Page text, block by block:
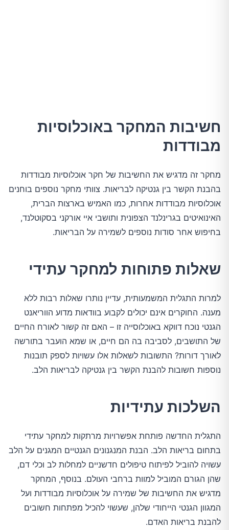
חשיבות המחקר באוכלוסיות
מבודדות
מחקר זה מדגיש את החשיבות של חקר אוכלוסיות מבודדות
בהבנת הקשר בין גנטיקה לבריאות. צוותי מחקר נוספים בוחנים
אוכלוסיות מבודדות אחרות, כמו האמיש בארצות הברית,
האינואיטים בגרינלנד הצפונית ותושבי איי אורקני בסקוטלנד,
בחיפוש אחר סודות נוספים לשמירה על הבריאות.
שאלות פתוחות למחקר עתידי
למרות התגלית המשמעותית, עדיין נותרו שאלות רבות ללא
מענה. החוקרים אינם יכולים לקבוע בוודאות מדוע הווריאנט
הגנטי נוכח דווקא באוכלוסייה זו – האם זה קשור לאורח החיים
של התושבים, לסביבה בה הם חיים, או שמא הועבר בתורשה
לאורך דורות? התשובות לשאלות אלו עשויות לספק תובנות
נוספות חשובות להבנת הקשר בין גנטיקה לבריאות הלב.
השלכות עתידיות
התגלית החדשה פותחת אפשרויות מרתקות למחקר עתידי
בתחום בריאות הלב. הבנת המנגנונים הגנטיים המגנים על הלב
עשויה להוביל לפיתוח טיפולים חדשניים למחלות לב וכלי דם,
שהן הגורם המוביל למוות ברחבי העולם. בנוסף, המחקר
מדגיש את החשיבות של שמירה על אוכלוסיות מבודדות ועל
המגוון הגנטי הייחודי שלהן, שעשוי להכיל מפתחות חשובים
להבנת בריאות האדם.